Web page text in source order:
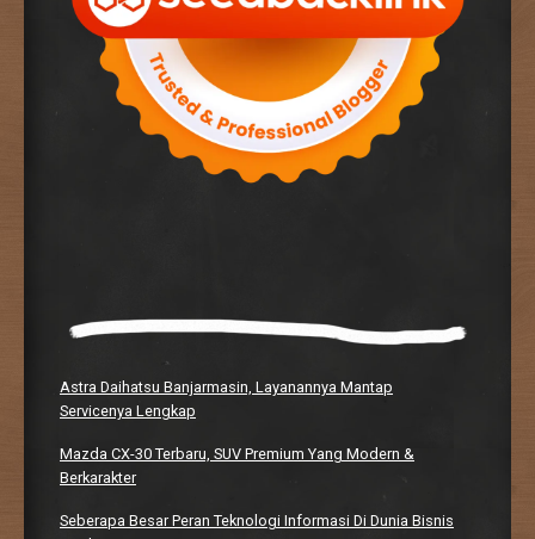
Astra Daihatsu Banjarmasin, Layanannya Mantap
Servicenya Lengkap
Mazda CX-30 Terbaru, SUV Premium Yang Modern &
Berkarakter
Seberapa Besar Peran Teknologi Informasi Di Dunia Bisnis